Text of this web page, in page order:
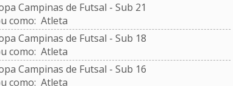
Campinas de Futsal - Sub 21
como: Atleta
Campinas de Futsal - Sub 18
como: Atleta
Campinas de Futsal - Sub 16
como: Atleta